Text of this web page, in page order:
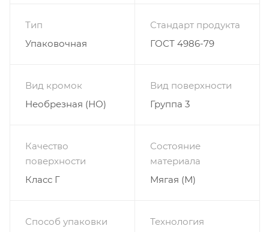
Тип
Упаковочная
Стандарт продукта
ГОСТ 4986-79
Вид кромок
Необрезная (НО)
Вид поверхности
Группа 3
Качество
поверхности
Класс Г
Состояние
материала
Мягая (М)
Способ упаковки
Технология